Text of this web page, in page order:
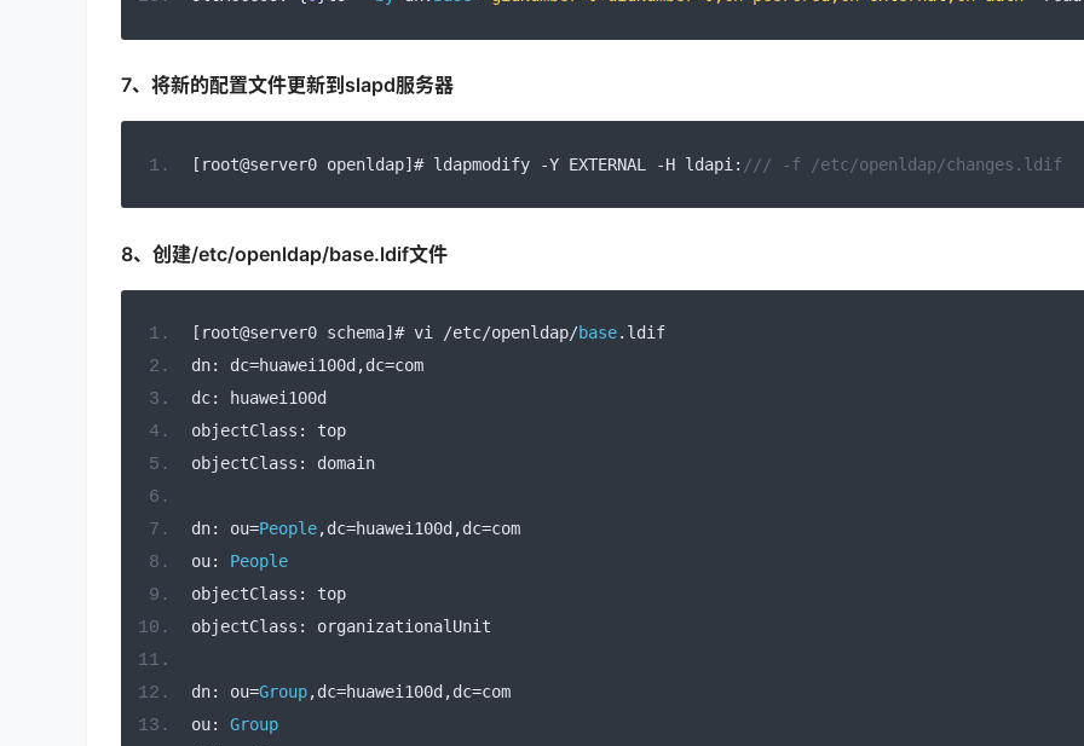
7、将新的配置文件更新到slapd服务器
[ root@server0 openldap]# ldapmodify -Y EXTERNAL -H ldapi : /// -f /etc/openldap/changes.ldif
8、创建/etc/openldap/base.ldif文件
[ root@server0 schema]# vi /etc/openldap/base. ldif
dn: dc=huawei100d ,dc=com
dc:
huawei100d
objectClass :
top
objectClass : domain
dn: ou=People,dc=huawei100d ,dc=com
ou:
People
objectClass :
top
objectClass : organizationalUnit
dn: ou=Group,dc=huawei100d ,dc=com
ou:
Group